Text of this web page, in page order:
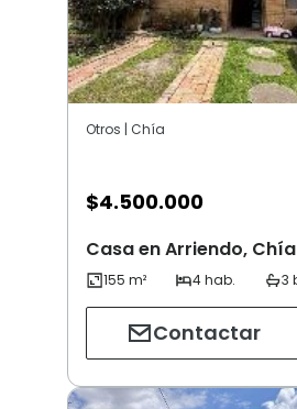
Otros | Chía
$4.500.000
Casa en Arriendo, Chía
Contactar